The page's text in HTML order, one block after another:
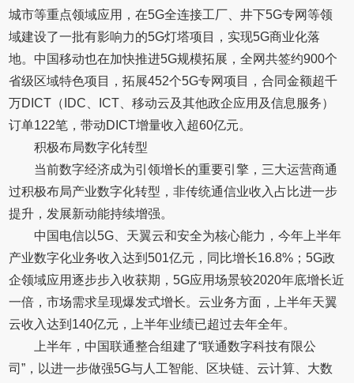
城市等重点领域应用，在5G全连接工厂、井下5G专网等领
域建设了一批有影响力的5G灯塔项目，实现5G商业化落
地。中国移动也在加快推进5G规模拓展，全网共签约900个
省级区域特色项目，拓展452个5G专网项目，合同金额超千
万DICT（IDC、ICT、移动云及其他政企应用及信息服务）
订单122笔，带动DICT增量收入超60亿元。
积极布局数字化转型
当前数字经济成为引领增长的重要引擎，三大运营商通
过积极布局产业数字化转型，非传统通信业收入占比进一步
提升，发展新动能持续增强。
中国电信以5G、天翼云和安全为核心能力，今年上半年
产业数字化业务收入达到501亿元，同比增长16.8%；5G政
企领域应用逐步步入收获期，5G应用场景较2020年底增长近
一倍，市场需求呈现爆发式增长。云业务方面，上半年天翼
云收入达到140亿元，上半年业绩已超过去年全年。
上半年，中国联通整合组建了“联通数字科技有限公
司”，以进一步做强5G与人工智能、区块链、云计算、大数